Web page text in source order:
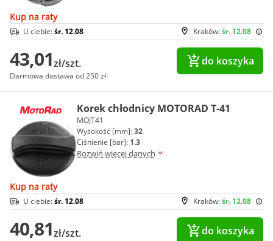
Kup na raty
Kraków:śr. 12.08
U ciebie:śr. 12.08
43,01zł/szt.
Darmowa dostawa od 250 zł
do koszyka
Korek chłodnicy MOTORAD T-41
MOJT41
Wysokość [mm]:32
Ciśnienie [bar]: 1.3
Rozwiń więcej danych
Kup na raty
Kraków:śr. 12.08
U ciebie:śr. 12.08
40,81zł/szt. do koszyka